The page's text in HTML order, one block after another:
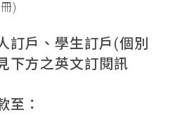
)
訂戶、學生訂戶(個別
下方之英文訂閱訊
至：